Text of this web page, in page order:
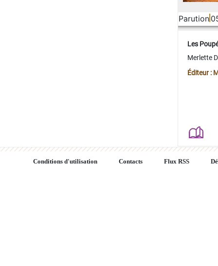
Parution
Les
Merlette
Éditeur :
Conditions d'utilisation Contacts Flux RSS